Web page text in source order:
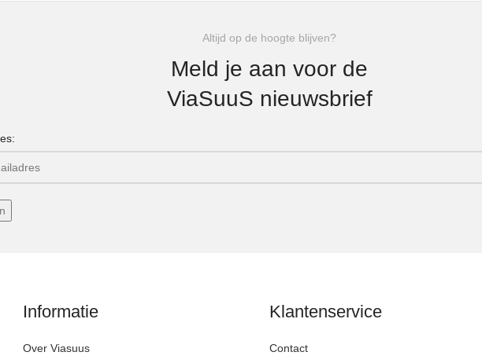
Altijd op de hoogte blijven?
Meld je aan voor de
ViaSuuS nieuwsbrief
Informatie
Over Viasuus
Klantenservice
Contact